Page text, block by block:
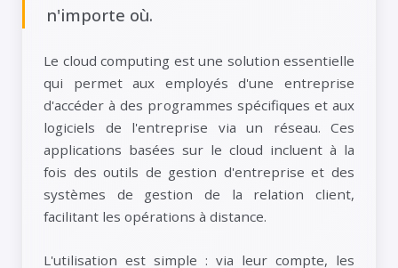
n'importe où.
Le cloud computing est une solution essentielle
qui permet aux employés d'une entreprise
d'accéder à des programmes spécifiques et aux
logiciels de l'entreprise via un réseau. Ces
applications basées sur le cloud incluent à la
fois des outils de gestion d'entreprise et des
systèmes de gestion de la relation client,
facilitant les opérations à distance.
L'utilisation est simple : via leur compte, les